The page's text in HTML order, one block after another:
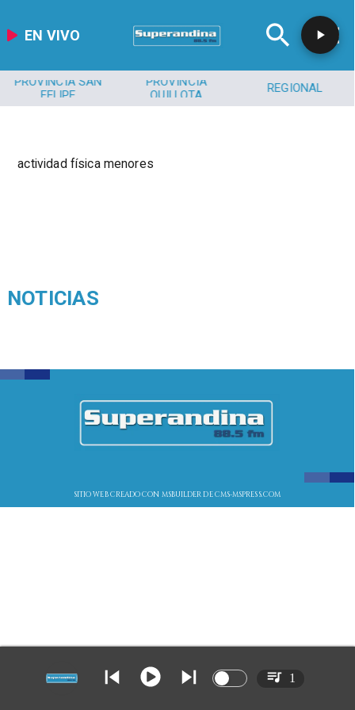
EN VIVO
PROVINCIA SAN
FELIPE
PROVINCIA
QUILLOTA
REGIONAL
actividad física menores
NOTICIAS
SITIO WEB CREADO CON MSBUILDER DE CMS-MSPRESS.COM
1